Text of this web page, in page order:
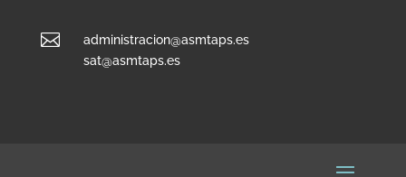

administracion@asmtaps.es
sat@asmtaps.es